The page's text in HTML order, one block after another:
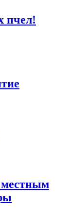
пчел!
местным